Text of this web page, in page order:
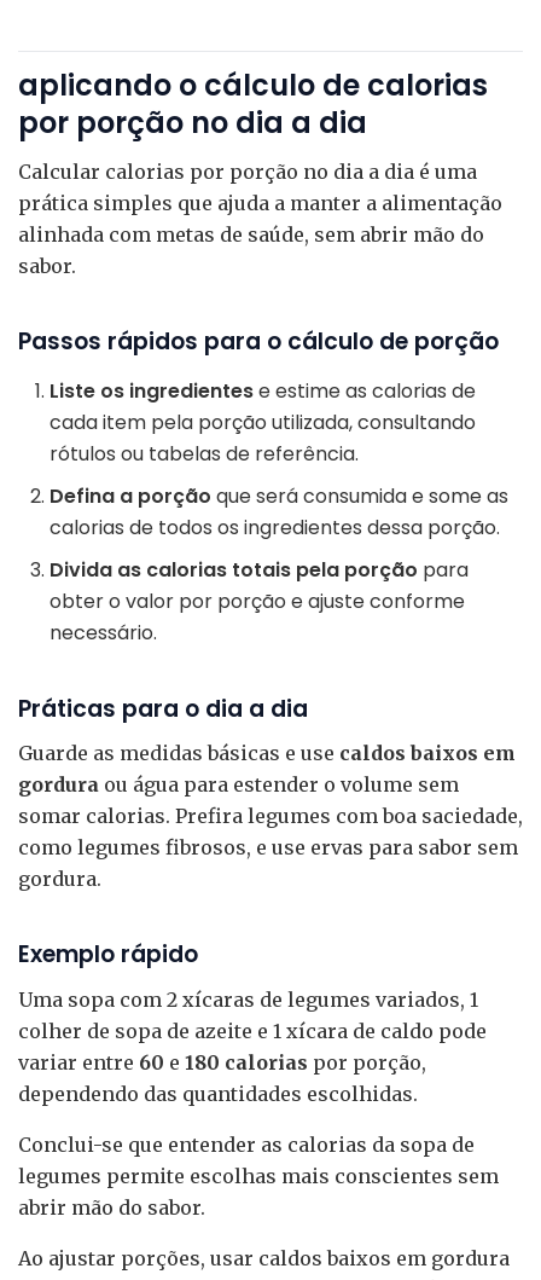
aplicando o cálculo de calorias
por porção no dia a dia
Calcular calorias por porção no dia a dia é uma
prática simples que ajuda a manter a alimentação
alinhada com metas de saúde, sem abrir mão do
sabor.
Passos rápidos para o cálculo de porção
Liste os ingredientese estime as calorias de
cada item pela porção utilizada, consultando
rótulos ou tabelas de referência.
Defina a porção que será consumida e some as
calorias de todos os ingredientes dessa porção.
Divida as calorias totais pela porção para
obter o valor por porção e ajuste conforme
necessário.
Práticas para o dia a dia
Guarde as medidas básicas e use caldos baixos em
gordura ou água para estender o volume sem
somar calorias. Prefira legumes com boa saciedade,
como legumes fibrosos, e use ervas para sabor sem
gordura.
Exemplo rápido
Uma sopa com 2 xícaras de legumes variados, 1
colher de sopa de azeite e 1 xícara de caldo pode
variar entre 60 e 180 calorias por porção,
dependendo das quantidades escolhidas.
Conclui-se que entender as calorias da sopa de
legumes permite escolhas mais conscientes sem
abrir mão do sabor.
Ao ajustar porções, usar caldos baixos em gordura